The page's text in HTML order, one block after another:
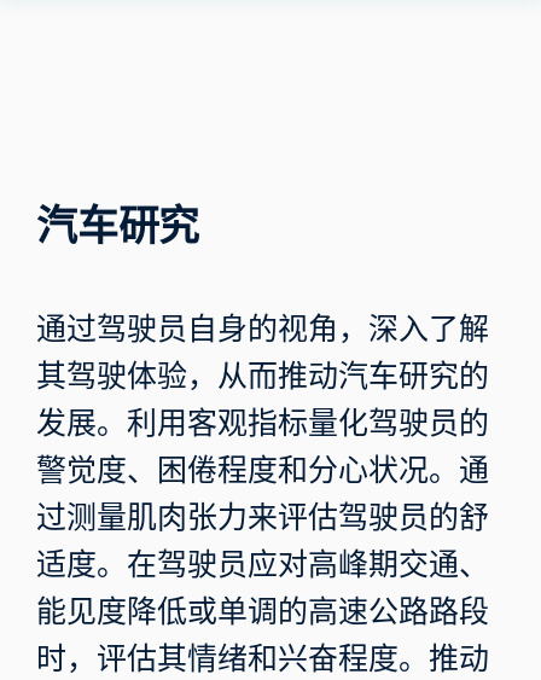
汽车研究
通过驾驶员自身的视角，深入了解
其驾驶体验，从而推动汽车研究的
发展。利用客观指标量化驾驶员的
警觉度、困倦程度和分心状况。通
过测量肌肉张力来评估驾驶员的舒
适度。在驾驶员应对高峰期交通、
能见度降低或单调的高速公路路段
时，评估其情绪和兴奋程度。推动